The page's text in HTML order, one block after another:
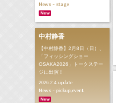
News - stage
中村静香
【中村静香】2月8日（日）、
「フィッシングショー
OSAKA2026」トークステー
ジに出演！
2026.2.4update
News - pickup,event